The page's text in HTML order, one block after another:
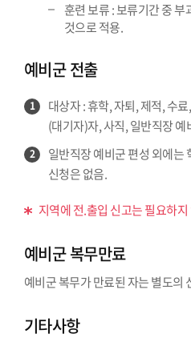
훈련 보류 : 보류기간 중
것으로 적용.
예비군 전출
1
대상자 : 휴학, 자퇴, 제적, 수
(대기자)자, 사직, 일반직장 예
2
일반직장 예비군 편성 외에는
신청은 없음.
지역에 전.출입 신고는 필요하지
예비군 복무만료
예비군 복무가 만료된 자는 별도의
기타사항